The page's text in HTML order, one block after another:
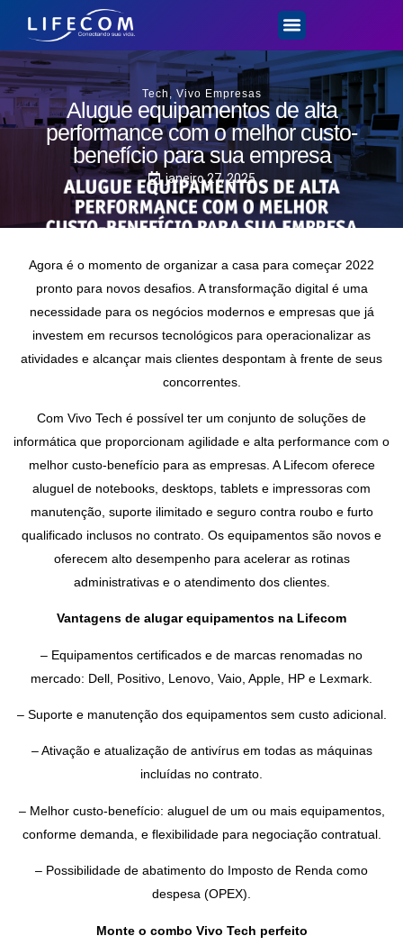
Tech Vivo Empresas
Alugue equipamentos de alta
performance com o melhor custo-
benefício para sua empresa
janeiro 27, 2025
Agora é o momento de organizar a casa para começar 2022
pronto para novos desafios. A transformação digital é uma
necessidade para os negócios modernos e empresas que já
investem em recursos tecnológicos para operacionalizar as
atividades e alcançar mais clientes despontam à frente de seus
concorrentes.
Com Vivo Tech é possível ter um conjunto de soluções de
informática que proporcionam agilidade e alta performance com o
melhor custo-benefício para as empresas. A Lifecom oferece
aluguel de notebooks, desktops, tablets e impressoras com
manutenção, suporte ilimitado e seguro contra roubo e furto
qualificado inclusos no contrato. Os equipamentos são novos e
oferecem alto desempenho para acelerar as rotinas
administrativas e o atendimento dos clientes.
Vantagens de alugar equipamentos na Lifecom
– Equipamentos certificados e de marcas renomadas no
mercado: Dell, Positivo, Lenovo, Vaio, Apple, HP e Lexmark.
– Suporte e manutenção dos equipamentos sem custo adicional.
– Ativação e atualização de antivírus em todas as máquinas
incluídas no contrato.
– Melhor custo-benefício: aluguel de um ou mais equipamentos,
conforme demanda, e flexibilidade para negociação contratual.
– Possibilidade de abatimento do Imposto de Renda como
despesa (OPEX).
Monte o combo Vivo Tech perfeito